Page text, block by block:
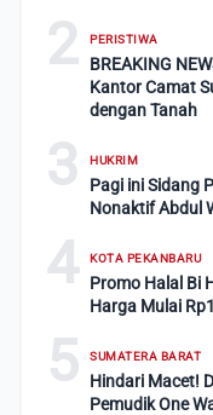
2 PERISTIWA
BREAKING
Kantor Camat
dengan Tanah
3 HUKRIM
Pagi ini Sidang
Nonaktif Abdul
4 KOTA PEKANBARU
Promo Halal Bi
Harga Mulai
5 SUMATERA BARAT
Hindari Macet!
Pemudik One